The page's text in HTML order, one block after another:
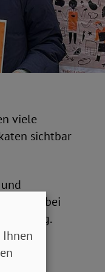
viele
sichtbar
Signal bei